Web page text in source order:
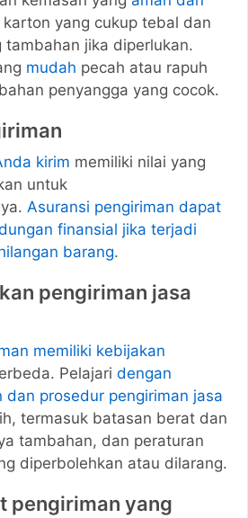
yang cukup tebal dan
tambahan jika diperlukan.
mudah pecah atau rapuh
penyangga yang cocok.
kirim memiliki nilai yang
untuk
Asuransi pengiriman dapat
finansial jika terjadi
barang.
pengiriman jasa
memiliki kebijakan
Pelajari dengan
dan prosedur pengiriman jasa
termasuk batasan berat dan
tambahan, dan peraturan
diperbolehkan atau dilarang.
pengiriman yang